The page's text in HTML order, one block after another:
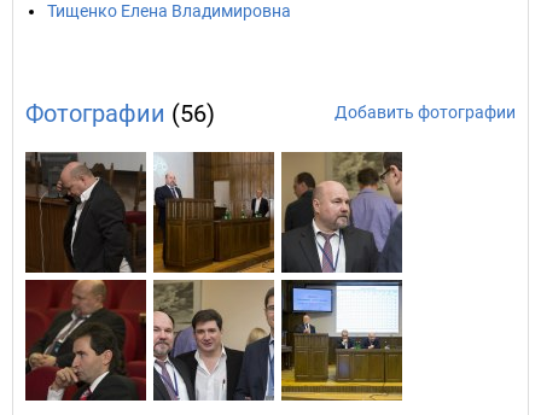
Тищенко Елена Владимировна
Фотографии (56) Добавить фотографии